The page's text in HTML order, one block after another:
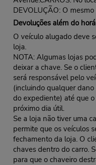
DEVOLUÇÃO: O
Devoluções além do
O veículo alugado deve
loja.
NOTA: Algumas lojas
deixar a chave. Se o
será responsável pelo
(incluindo qualquer
do expediente) até que
próximo dia útil.
Se a loja não tiver uma
permite que os veículos
fechamento da loja. O
chaves dentro do carro.
para que o chaveiro